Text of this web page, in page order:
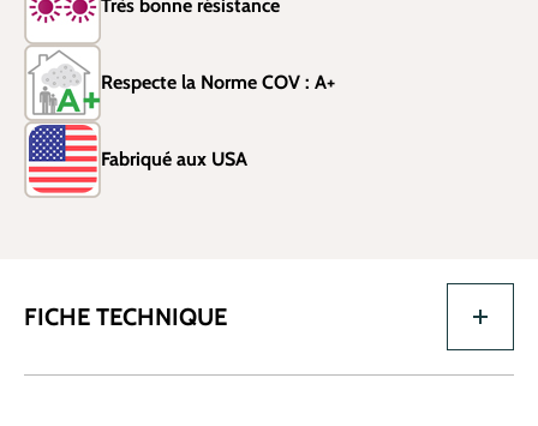
Très bonne résistance
Respecte la Norme COV : A+
Fabriqué aux USA
FICHE TECHNIQUE